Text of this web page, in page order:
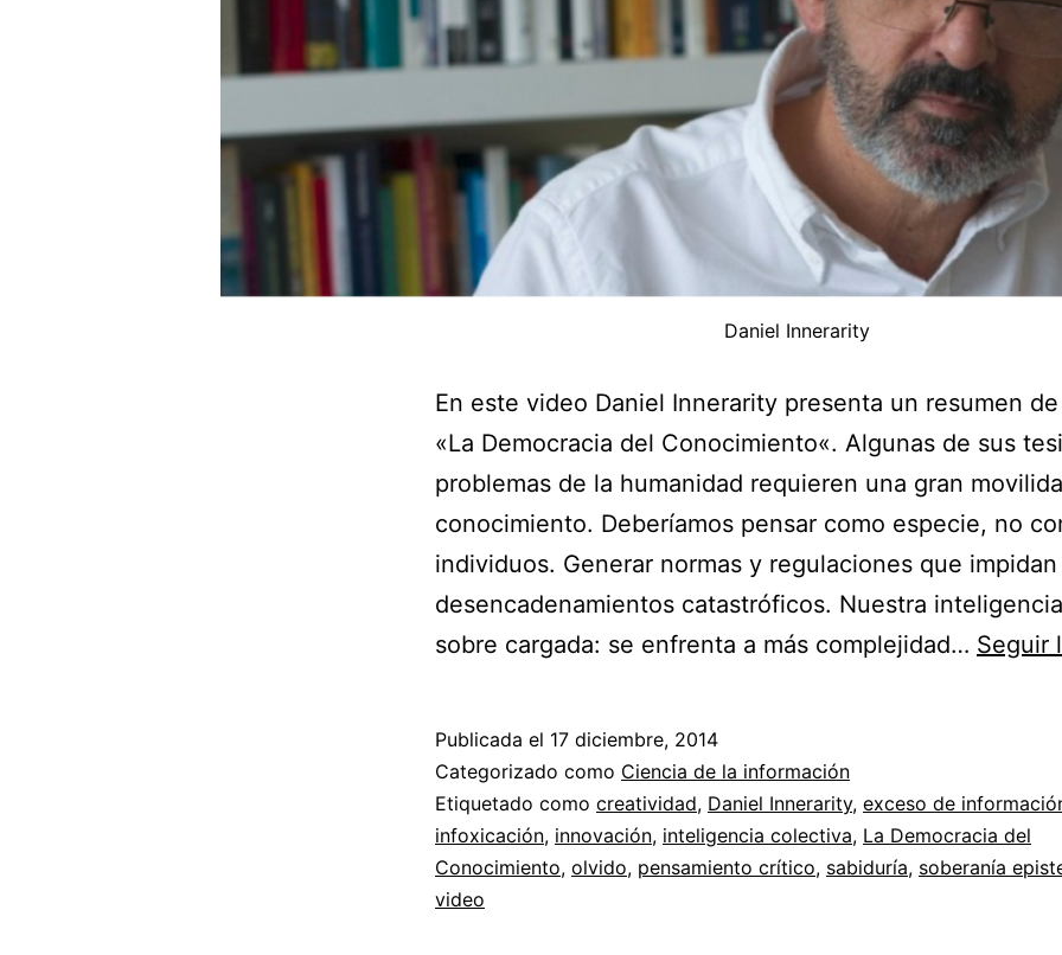
Daniel Innerarity
En este video Daniel Innerarity presenta un resumen
«La Democracia del Conocimiento«. Algunas de sus
problemas de la humanidad requieren una gran
conocimiento. Deberíamos pensar como especie, no
individuos. Generar normas y regulaciones que impidan
desencadenamientos catastróficos. Nuestra
sobre cargada: se enfrenta a más complejidad… Seguir
Publicada el 17 diciembre, 2014
Categorizado como Ciencia de la información
Etiquetado como creatividad, Daniel Innerarity, exceso de
infoxicación, innovación, inteligencia colectiva, La Democracia del
Conocimiento, olvido, pensamiento crítico, sabiduría, soberanía
video